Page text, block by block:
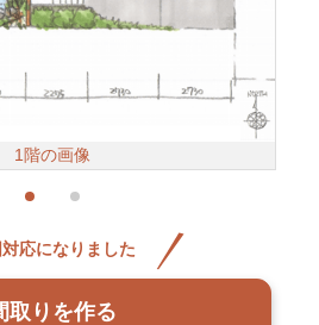
1階の画像
応になりました
取りを作る